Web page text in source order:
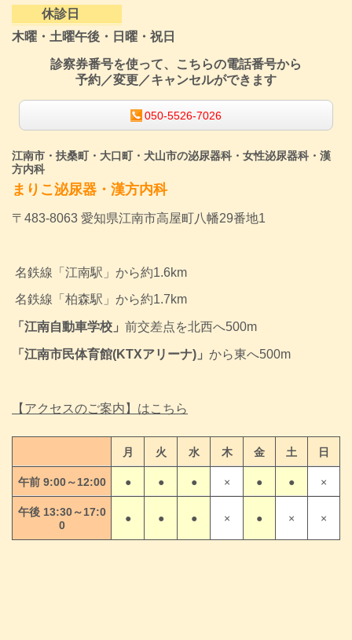
休診日
木曜・土曜午後・日曜・祝日
診察券番号を使って、こちらの電話番号から
予約／変更／キャンセルができます
050-5526-7026
江南市・扶桑町・大口町・犬山市の泌尿器科・女性泌尿器科・漢
方内科
まりこ泌尿器・漢方内科
〒483-8063 愛知県江南市高屋町八幡29番地1
名鉄線「江南駅」から約1.6km
名鉄線 「柏森駅」から約1.7km
「江南自動車学校」 前交差点を北西へ500m
「江南市民体育館(KTXアリーナ)」 から東へ500m
【アクセスのご案内】はこちら
月 火 水 木 金 土 日
午前 9:00～12:00 ● ● ● × ● ● ×
午後 13:30～17:0
0
● ● ● × ● × ×